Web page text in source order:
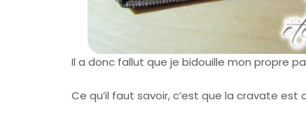
Il a donc fallut que je bidouille mon propre
Ce qu’il faut savoir, c’est que la cravate